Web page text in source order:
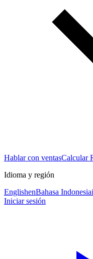
Hablar con ventasCalcular
Idioma y región
EnglishenBahasa Indonesia
Iniciar sesión